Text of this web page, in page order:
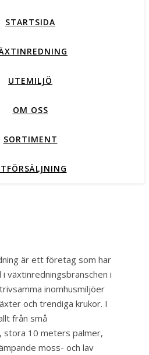
STARTSIDA
UTEMILJÖ
OM OSS
SORTIMENT
är ett företag som har
växtinredningsbranschen i
inomhusmiljöer
och trendiga krukor. I
från små
stora 10 meters palmer,
moss- och lav